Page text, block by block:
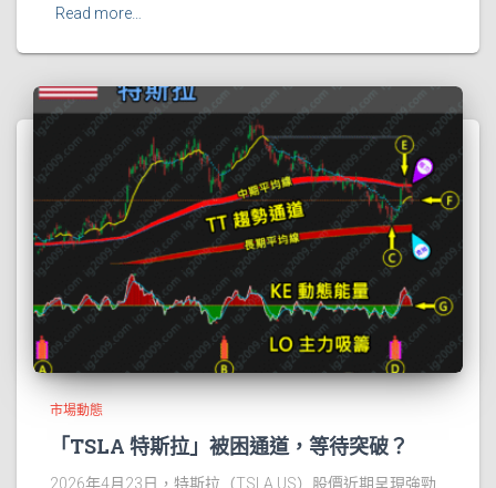
Read more…
市場動態
「TSLA 特斯拉」被困通道，等待突破？
2026年4月23日，特斯拉（TSLA.US）股價近期呈現強勁